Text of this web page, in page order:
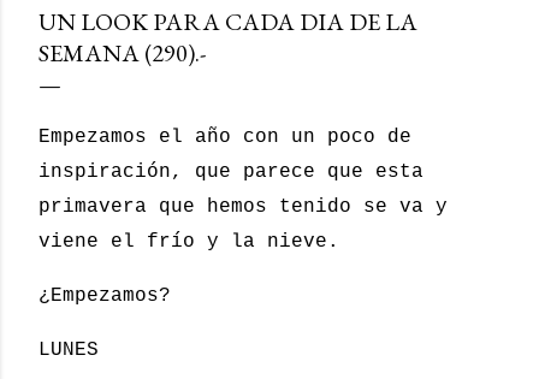
UN LOOK PARA CADA DIA DE LA
SEMANA (290).-
Empezamos el año con un poco de
inspiración, que parece que esta
primavera que hemos tenido se va y
viene el frío y la nieve.
¿Empezamos?
LUNES